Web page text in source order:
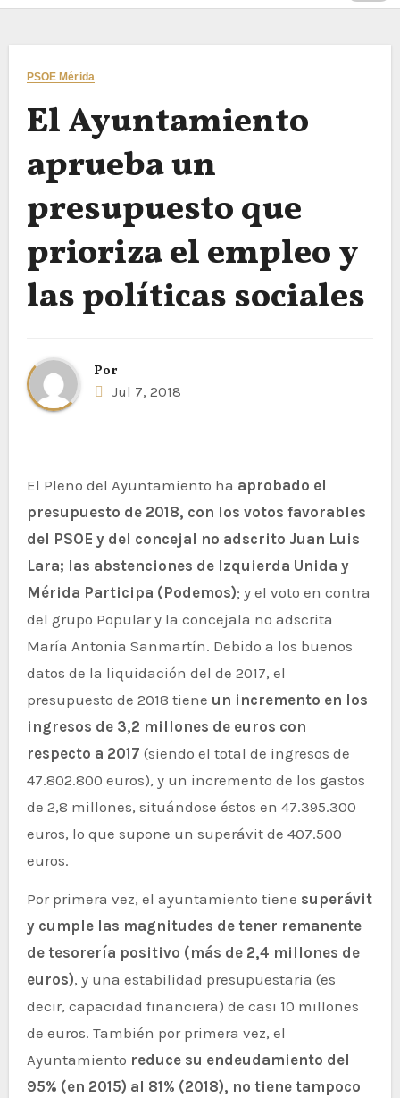
PSOE Mérida
El Ayuntamiento
aprueba un
presupuesto que
prioriza el empleo y
las políticas sociales
Por
Jul 7, 2018
El Pleno del Ayuntamiento ha aprobado el
presupuesto de 2018, con los votos favorables
del PSOE y del concejal no adscrito Juan Luis
Lara; las abstenciones de Izquierda Unida y
Mérida Participa (Podemos); y el voto en contra
del grupo Popular y la concejala no adscrita
María Antonia Sanmartín. Debido a los buenos
datos de la liquidación del de 2017, el
presupuesto de 2018 tiene un incremento en los
ingresos de 3,2 millones de euros con
respecto a 2017 (siendo el total de ingresos de
47.802.800 euros), y un incremento de los gastos
de 2,8 millones, situándose éstos en 47.395.300
euros, lo que supone un superávit de 407.500
euros.
Por primera vez, el ayuntamiento tiene superávit
y cumple las magnitudes de tener remanente
de tesorería positivo (más de 2,4 millones de
euros), y una estabilidad presupuestaria (es
decir, capacidad financiera) de casi 10 millones
de euros. También por primera vez, el
Ayuntamiento reduce su endeudamiento del
95% (en 2015) al 81% (2018), no tiene tampoco